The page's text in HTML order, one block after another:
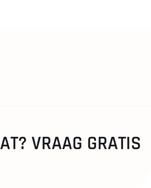
VRAAG GRATIS